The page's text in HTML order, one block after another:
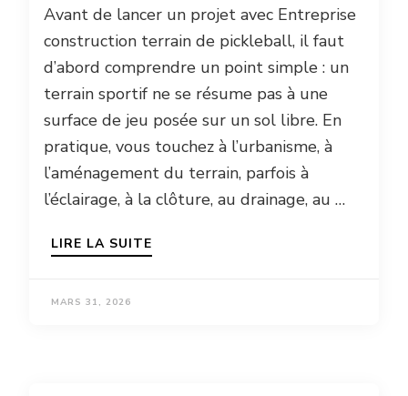
Avant de lancer un projet avec Entreprise
construction terrain de pickleball, il faut
d’abord comprendre un point simple : un
terrain sportif ne se résume pas à une
surface de jeu posée sur un sol libre. En
pratique, vous touchez à l’urbanisme, à
l’aménagement du terrain, parfois à
l’éclairage, à la clôture, au drainage, au …
LIRE LA SUITE
MARS 31, 2026